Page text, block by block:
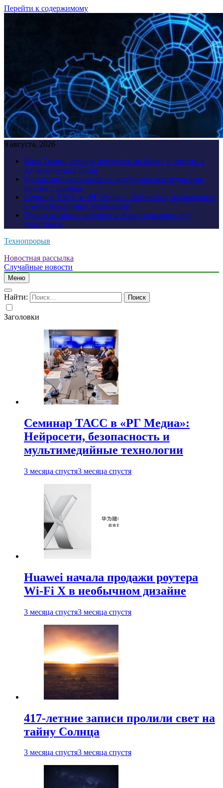
Перейти к содержимому
9 августа, 2026
Кита Тимми решили погрузить на баржу и отвезти в
Атлантический океан
Британский парламент не поддержал расследование
против Стармера
Семинар ТАСС в «РГ Медиа»: Нейросети, безопасность
и мультимедийные технологии
Турист потрогал черепаху в Азии и оказался под
следствием
Технопрорыв
Новостная рассылка
Случайные новости
Меню
Найти:
Заголовки
Семинар ТАСС в «РГ Медиа»:
Нейросети, безопасность и
мультимедийные технологии
3 месяца спустя3 месяца спустя
Huawei начала продажи роутера
Wi-Fi X в необычном дизайне
3 месяца спустя3 месяца спустя
417-летние записи пролили свет на
тайну Солнца
3 месяца спустя3 месяца спустя